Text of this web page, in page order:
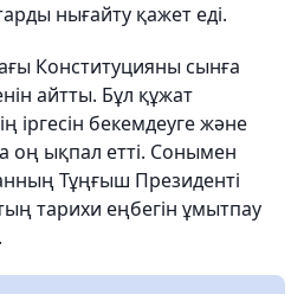
нығайту қажет еді.
Конституцияны сынға
айтты. Бұл құжат
іргесін бекемдеуге және
оң ықпал етті. Сонымен
Тұңғыш Президенті
тарихи еңбегін ұмытпау